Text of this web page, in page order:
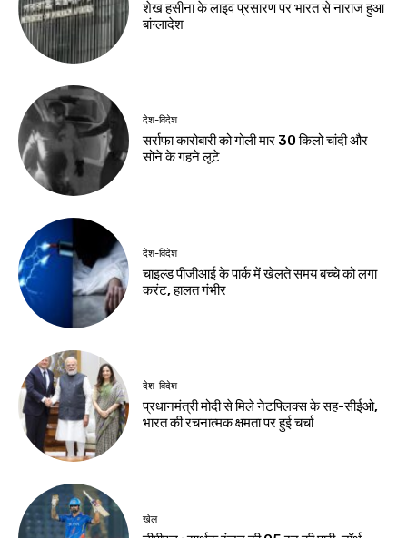
देश-विदेश
धरती माता की सेवा का
संकल्प, प्रधानमंत्री मोदी
का सुभाषितम्
Birsa Bhumi Live
August 6, 2026
देश-विदेश
झारखंड न्यूज़
ऑपरेशन सफाया में पुलिस
की बड़ी कार्रवाई, दो देशी
कट्टे और चोरी की बाइक
बरामद
Birsa Bhumi Live -
August 5, 2026
नवीनतम लेख
शेख हसीना के लाइव प्रसारण पर भारत से नाराज हुआ